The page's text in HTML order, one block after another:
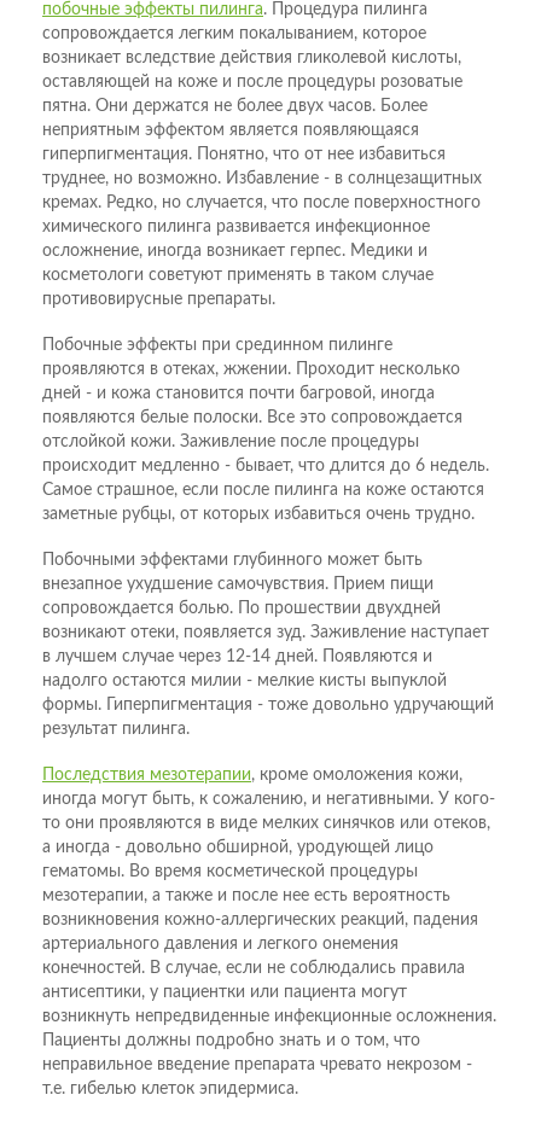
побочные эффекты пилинга. Процедура пилинга
сопровождается легким покалыванием, которое
возникает вследствие действия гликолевой кислоты,
оставляющей на коже и после процедуры розоватые
пятна. Они держатся не более двух часов. Более
неприятным эффектом является появляющаяся
гиперпигментация. Понятно, что от нее избавиться
труднее, но возможно. Избавление - в солнцезащитных
кремах. Редко, но случается, что после поверхностного
химического пилинга развивается инфекционное
осложнение, иногда возникает герпес. Медики и
косметологи советуют применять в таком случае
противовирусные препараты.
Побочные эффекты при срединном пилинге
проявляются в отеках, жжении. Проходит несколько
дней - и кожа становится почти багровой, иногда
появляются белые полоски. Все это сопровождается
отслойкой кожи. Заживление после процедуры
происходит медленно - бывает, что длится до 6 недель.
Самое страшное, если после пилинга на коже остаются
заметные рубцы, от которых избавиться очень трудно.
Побочными эффектами глубинного может быть
внезапное ухудшение самочувствия. Прием пищи
сопровождается болью. По прошествии двухдней
возникают отеки, появляется зуд. Заживление наступает
в лучшем случае через 12-14 дней. Появляются и
надолго остаются милии - мелкие кисты выпуклой
формы. Гиперпигментация - тоже довольно удручающий
результат пилинга.
Последствия мезотерапии, кроме омоложения кожи,
иногда могут быть, к сожалению, и негативными. У кого-
то они проявляются в виде мелких синячков или отеков,
а иногда - довольно обширной, уродующей лицо
гематомы. Во время косметической процедуры
мезотерапии, а также и после нее есть вероятность
возникновения кожно-аллергических реакций, падения
артериального давления и легкого онемения
конечностей. В случае, если не соблюдались правила
антисептики, у пациентки или пациента могут
возникнуть непредвиденные инфекционные осложнения.
Пациенты должны подробно знать и о том, что
неправильное введение препарата чревато некрозом -
т.е. гибелью клеток эпидермиса.